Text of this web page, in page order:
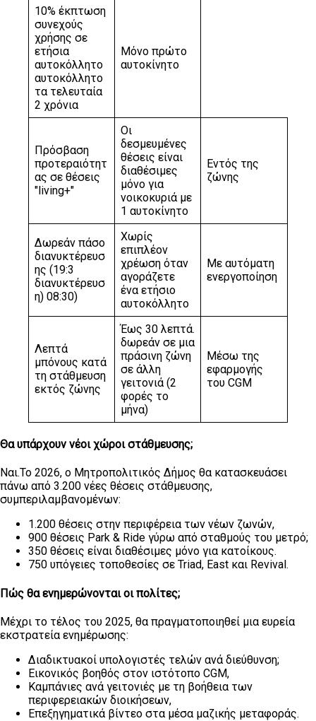
10% έκπτωση
συνεχούς
χρήσης σε
ετήσια
αυτοκόλλητο
αυτοκόλλητο
τα τελευταία
2 χρόνια
Μόνο πρώτο
αυτοκίνητο
Πρόσβαση
προτεραιότητ
ας σε θέσεις
"living+"
Οι
δεσμευμένες
θέσεις είναι
διαθέσιμες
μόνο για
νοικοκυριά με
1 αυτοκίνητο
Εντός της
ζώνης
Δωρεάν πάσο
διανυκτέρευσ
ης (19:3
διανυκτέρευσ
η) 08:30)
Χωρίς
επιπλέον
χρέωση όταν
αγοράζετε
ένα ετήσιο
αυτοκόλλητο
Με αυτόματη
ενεργοποίηση
Λεπτά
μπόνους κατά
τη στάθμευση
εκτός ζώνης
Έως 30 λεπτά.
δωρεάν σε μια
πράσινη ζώνη
σε άλλη
γειτονιά (2
φορές το
μήνα)
Μέσω της
εφαρμογής
του CGM
Θα υπάρχουν νέοι χώροι στάθμευσης;
Ναι.Το 2026, ο Μητροπολιτικός Δήμος θα κατασκευάσει
πάνω από 3.200 νέες θέσεις στάθμευσης,
συμπεριλαμβανομένων:
1.200 θέσεις στην περιφέρεια των νέων ζωνών,
900 θέσεις Park & Ride γύρω από σταθμούς του μετρό;
350 θέσεις είναι διαθέσιμες μόνο για κατοίκους.
750 υπόγειες τοποθεσίες σε Triad, East και Revival.
Πώς θα ενημερώνονται οι πολίτες;
Μέχρι το τέλος του 2025, θα πραγματοποιηθεί μια ευρεία
εκστρατεία ενημέρωσης:
Διαδικτυακοί υπολογιστές τελών ανά διεύθυνση;
Εικονικός βοηθός στον ιστότοπο CGM,
Καμπάνιες ανά γειτονιές με τη βοήθεια των
περιφερειακών διοικήσεων,
Επεξηγηματικά βίντεο στα μέσα μαζικής μεταφοράς.